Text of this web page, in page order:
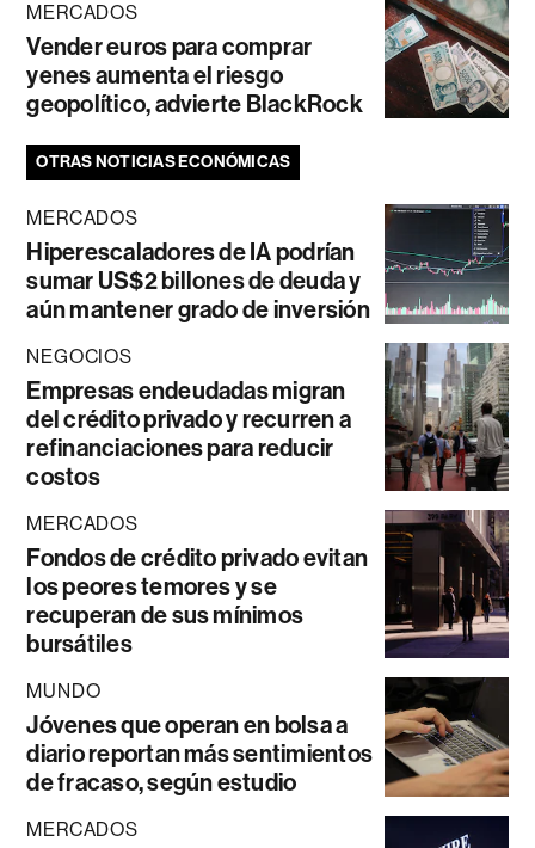
MERCADOS
Vender euros para comprar
yenes aumenta el riesgo
geopolítico, advierte BlackRock
OTRAS NOTICIAS ECONÓMICAS
MERCADOS
Hiperescaladores de IA podrían
sumar US$2 billones de deuda y
aún mantener grado de inversión
NEGOCIOS
Empresas endeudadas migran
del crédito privado y recurren a
refinanciaciones para reducir
costos
MERCADOS
Fondos de crédito privado evitan
los peores temores y se
recuperan de sus mínimos
bursátiles
MUNDO
Jóvenes que operan en bolsa a
diario reportan más sentimientos
de fracaso, según estudio
MERCADOS